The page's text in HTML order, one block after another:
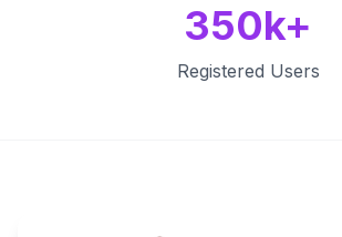
350k+
Registered Users